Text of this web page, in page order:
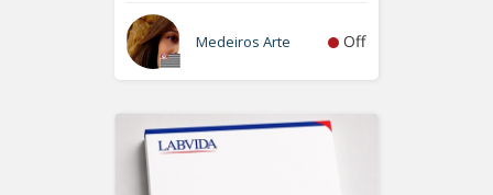
Medeiros Arte Off